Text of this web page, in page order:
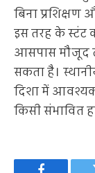
बिना प्रशिक्षण
इस तरह के स्टंट
आसपास मौजूद
सकता है।
दिशा में
किसी संभावित